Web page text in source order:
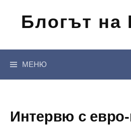
съдържанието
Блогът на
МЕНЮ
Интервю с евро-